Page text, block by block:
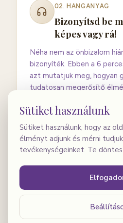
02 . HANGANYAG
Bizonyítsd be
képes vagy rá!
Néha nem az önbizalom
bizonyíték. Ebben a 6
azt mutatjuk meg, hogyan
tudatosan megerősítő
03. HANGANYAG
Az önbüntetés
a büntetés működését
szempontból, majd
lehet hasznos, és mikor
Sütiket használunk
Sütiket használunk, hogy az
élményt adjunk és mérni
tevékenységeinket. Te